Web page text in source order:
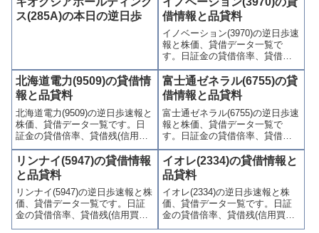
喚起・申込停止)など、空売り関
連情報を集計し、図解でわかり
(注意喚起・申込停止)など、空売
り関連情報を集計し、図解でわ
かりやすくまとめて掲載してい
ます。
ス(285A)の本日の逆日歩
借情報と品貸料
イノベーション(3970)の逆日歩速
報と株価、貸借データ一覧で
す。日証金の貸借倍率、貸借残
(信用買残、信用売残)、品貸料
(逆日歩)、東証の週末残高、規制
(注意喚起・申込停止)など、空売
り関連情報を集計し、図解でわ
かりやすくまとめて掲載してい
ます。
北海道電力(9509)の貸借情
報と品貸料
北海道電力(9509)の逆日歩速報と
株価、貸借データ一覧です。日
証金の貸借倍率、貸借残(信用買
残、信用売残)、品貸料(逆日
歩)、東証の週末残高、規制(注意
喚起・申込停止)など、空売り関
連情報を集計し、図解でわかり
やすくまとめて掲載していま
す。
富士通ゼネラル(6755)の貸
借情報と品貸料
富士通ゼネラル(6755)の逆日歩速
報と株価、貸借データ一覧で
す。日証金の貸借倍率、貸借残
(信用買残、信用売残)、品貸料
(逆日歩)、東証の週末残高、規制
(注意喚起・申込停止)など、空売
り関連情報を集計し、図解でわ
かりやすくまとめて掲載してい
ます。
リンナイ(5947)の貸借情報
と品貸料
リンナイ(5947)の逆日歩速報と株
価、貸借データ一覧です。日証
金の貸借倍率、貸借残(信用買
残、信用売残)、品貸料(逆日
イオレ(2334)の貸借情報と
品貸料
イオレ(2334)の逆日歩速報と株
価、貸借データ一覧です。日証
金の貸借倍率、貸借残(信用買
残、信用売残)、品貸料(逆日